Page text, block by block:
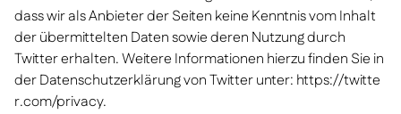
dass wir als Anbieter der Seiten keine Kenntnis vom Inhalt
der übermittelten Daten sowie deren Nutzung durch
Twitter erhalten. Weitere Informationen hierzu finden Sie in
der Datenschutzerklärung von Twitter unter: https://twitte
r.com/privacy.